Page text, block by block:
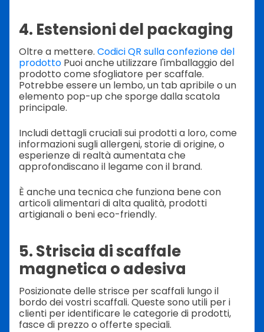
4. Estensioni del packaging
Oltre a mettere. Codici QR sulla confezione del
prodotto Puoi anche utilizzare l'imballaggio del
prodotto come sfogliatore per scaffale.
Potrebbe essere un lembo, un tab apribile o un
elemento pop-up che sporge dalla scatola
principale.
Includi dettagli cruciali sui prodotti a loro, come
informazioni sugli allergeni, storie di origine, o
esperienze di realtà aumentata che
approfondiscano il legame con il brand.
È anche una tecnica che funziona bene con
articoli alimentari di alta qualità, prodotti
artigianali o beni eco-friendly.
5. Striscia di scaffale
magnetica o adesiva
Posizionate delle strisce per scaffali lungo il
bordo dei vostri scaffali. Queste sono utili per i
clienti per identificare le categorie di prodotti,
fasce di prezzo o offerte speciali.